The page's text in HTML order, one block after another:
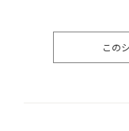
この